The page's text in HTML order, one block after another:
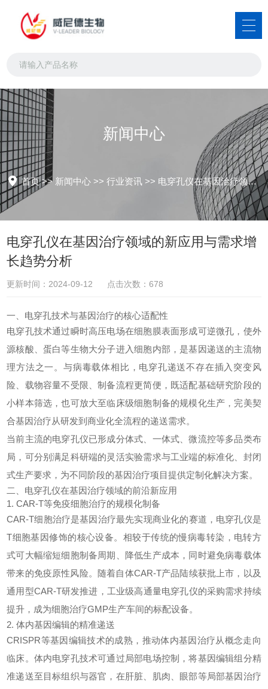
新闻中心
首页>> 新闻中心 >>行业资讯 >> 电穿孔仪在基因治疗领域的新应用与需求增长趋势分析
电穿孔仪在基因治疗领域的新应用与需求增
长趋势分析
更新时间：2024-09-12 点击次数：678
一、电穿孔技术与基因治疗的核心适配性
电穿孔技术通过瞬时高压电场在细胞膜表面形成可逆微孔，使外
源核酸、蛋白等生物大分子进入细胞内部，是基因递送的主流物
理方法之一。与病毒载体相比，电穿孔递送不存在插入突变风
险、载物容量不受限、制备流程更简便，既适配基础研究阶段的
小样本筛选，也可放大至临床级细胞制备的规模化生产，完美契
合基因治疗从研发到商业化全流程的递送需求。
当前主流的电穿孔仪已形成分体式、一体式、微流控等多品类布
局，可分别满足科研端的灵活实验需求与工业端的标准化、封闭
式生产要求，为不同阶段的基因治疗项目提供定制化解决方案。
二、电穿孔仪在基因治疗领域的前沿新应用
1. CAR-T等免疫细胞治疗的规模化制备
CAR-T细胞治疗是基因治疗最先实现商业化的赛道，电穿孔仪是
T细胞基因修饰的核心设备。相较于传统的慢病毒转染，电转方
式可大幅缩短细胞制备周期、降低生产成本，同时避免病毒载体
带来的免疫原性风险。随着自体CAR-T产品陆续获批上市，以及
通用型CAR-T研发推进，工业级高通量电穿孔仪的采购需求持续
提升，成为细胞治疗GMP生产车间的标配设备。
2. 体内基因编辑的精准递送
CRISPR等基因编辑技术的成熟，推动体内基因治疗从概念走向
临床。体内电穿孔技术可通过局部电场控制，将基因编辑组分精
准递送至目标组织与器官，在肝脏、肌肉、眼部等局部基因治疗